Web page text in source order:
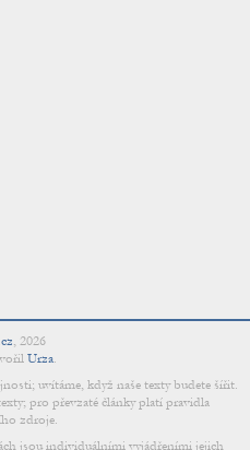
, 2026
Urza.
uvítáme, když naše texty budete šířit.
pro převzaté články platí pravidla
zdroje.
jsou individuálními vyjádřeními jejich